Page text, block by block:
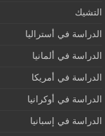
التشيك
الدراسة في أستراليا
الدراسة في ألمانيا
الدراسة في أمريكا
الدراسة في أوكرانيا
الدراسة في إسبانيا